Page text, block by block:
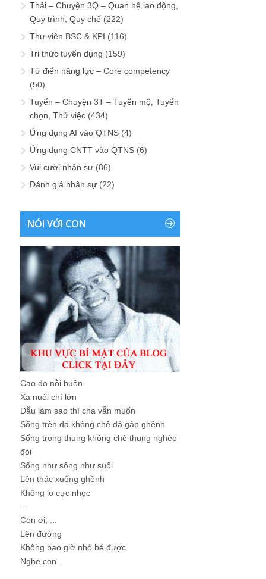
Thải – Chuyện 3Q – Quan hệ lao động,
Quy trình, Quy chế (222)
Thư viện BSC & KPI (116)
Tri thức tuyển dụng (159)
Từ điển năng lực – Core competency
(50)
Tuyển – Chuyện 3T – Tuyển mộ, Tuyển
chọn, Thử việc (434)
Ứng dụng AI vào QTNS (4)
Ứng dụng CNTT vào QTNS (6)
Vui cười nhân sự (86)
Đánh giá nhân sự (22)
NÓI VỚI CON
Cao đo nỗi buồn
Xa nuôi chí lớn
Dẫu làm sao thì cha vẫn muốn
Sống trên đá không chê đá gập ghềnh
Sống trong thung không chê thung nghèo
đói
Sống như sông như suối
Lên thác xuống ghềnh
Không lo cực nhọc
...
Con ơi, ...
Lên đường
Không bao giờ nhỏ bé được
Nghe con.